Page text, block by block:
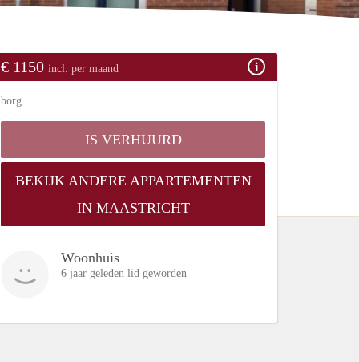
€ 1150 incl. per maand
borg
IS VERHUURD
BEKIJK ANDERE APPARTEMENTEN
IN MAASTRICHT
Woonhuis
6 jaar geleden lid geworden